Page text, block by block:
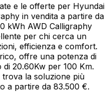
e le offerte per Hyundai
in vendita a partire da
kWh AWD Calligraphy
per chi cerca un
efficienza e comfort.
offre una potenza di
20.60Kw per 100 Km.
la soluzione più
a partire da 83.500 €.